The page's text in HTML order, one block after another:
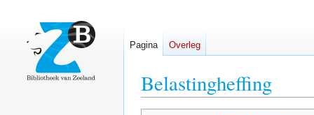
Belastingheffing
Pagina Overleg